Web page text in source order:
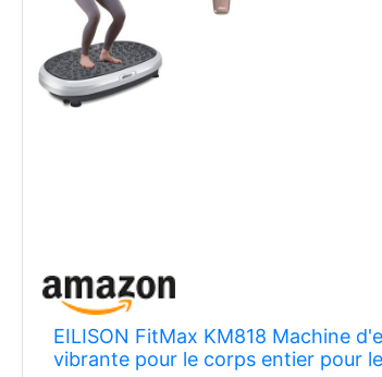
EILISON FitMax KM818 Machine
vibrante pour le corps entier pour